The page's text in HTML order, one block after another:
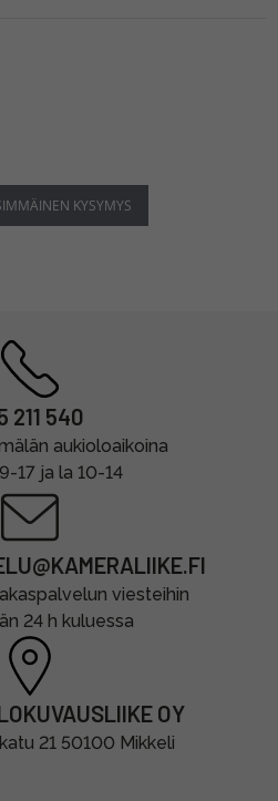
KYSYMYS
211 540
aukioloaikoina
17 ja la 10-14
viesteihin
24 h kuluessa
OY
21 50100 Mikkeli